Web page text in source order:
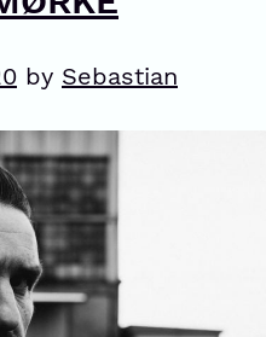
by Sebastian